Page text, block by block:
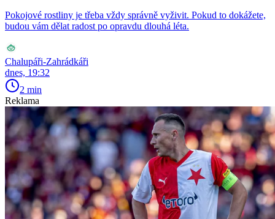
Pokojové rostliny je třeba vždy správně vyživit. Pokud to dokážete,
budou vám dělat radost po opravdu dlouhá léta.
Chalupáři-Zahrádkáři
dnes, 19:32
2 min
Reklama